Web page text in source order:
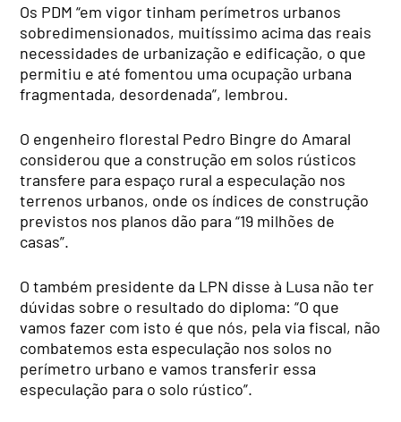
Os PDM “em vigor tinham perímetros urbanos
sobredimensionados, muitíssimo acima das reais
necessidades de urbanização e edificação, o que
permitiu e até fomentou uma ocupação urbana
fragmentada, desordenada”, lembrou.
O engenheiro florestal Pedro Bingre do Amaral
considerou que a construção em solos rústicos
transfere para espaço rural a especulação nos
terrenos urbanos, onde os índices de construção
previstos nos planos dão para “19 milhões de
casas”.
O também presidente da LPN disse à Lusa não ter
dúvidas sobre o resultado do diploma: “O que
vamos fazer com isto é que nós, pela via fiscal, não
combatemos esta especulação nos solos no
perímetro urbano e vamos transferir essa
especulação para o solo rústico”.